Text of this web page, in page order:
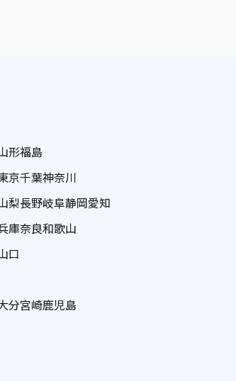
形福島
京千葉神奈川
梨長野岐阜静岡愛知
庫奈良和歌山
口
分宮崎鹿児島